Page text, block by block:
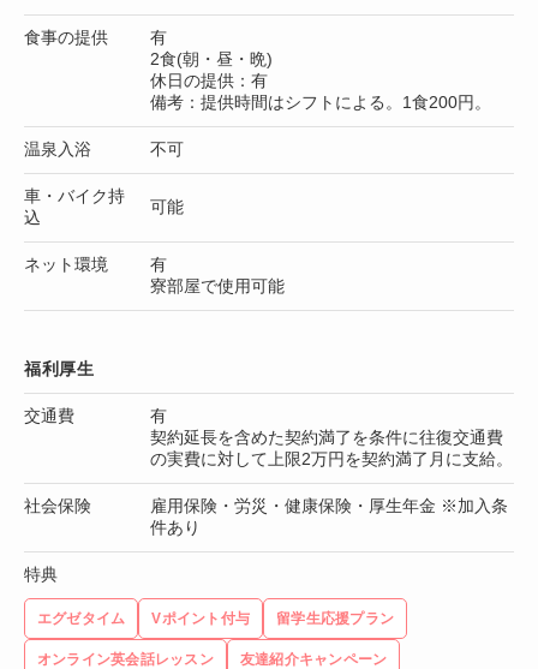
食事の提供
有
2食(朝・昼・晩)
休日の提供：有
備考：提供時間はシフトによる。1食200円。
温泉入浴 不可
車・バイク持
込
可能
ネット環境
有
寮部屋で使用可能
福利厚生
交通費
有
契約延長を含めた契約満了を条件に往復交通費
の実費に対して上限2万円を契約満了月に支給。
社会保険
雇用保険・労災・健康保険・厚生年金 ※加入条
件あり
特典
エグゼタイム Vポイント付与 留学生応援プラン
オンライン英会話レッスン 友達紹介キャンペーン